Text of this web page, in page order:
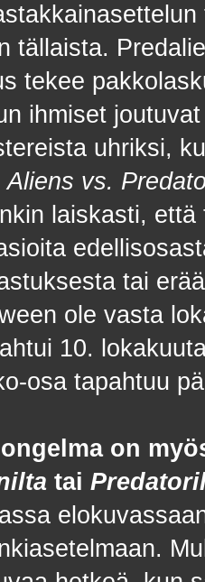
tällaista.
tekee
ihmiset
uhriksi,
Aliens vs.
laiskasti,
tai
ole vasta
10.
osa tapahtuu
on
tai